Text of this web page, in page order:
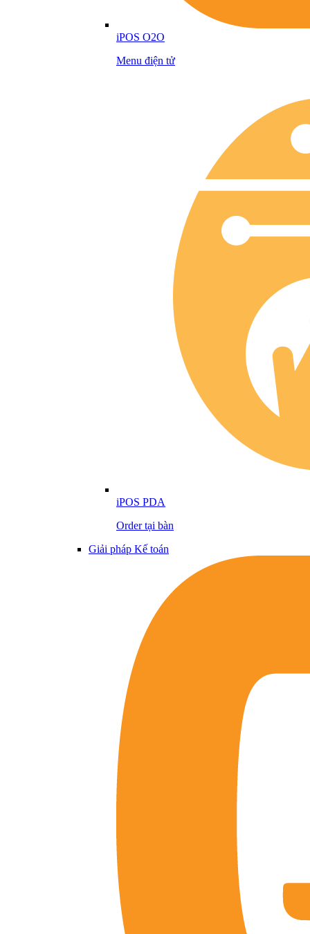
iPOS O2O
Menu điện tử
iPOS PDA
Order tại bàn
Giải pháp Kế toán